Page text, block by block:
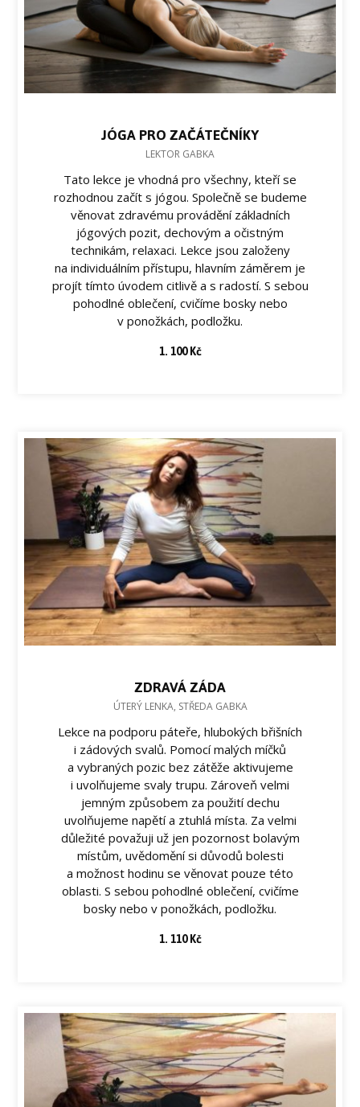
JÓGA PRO ZAČÁTEČNÍKY
LEKTOR GABKA
Tato lekce je vhodná pro všechny, kteří se
rozhodnou začít s jógou. Společně se budeme
věnovat zdravému provádění základních
jógových pozit, dechovým a očistným
technikám, relaxaci. Lekce jsou založeny
na individuálním přístupu, hlavním záměrem je
projít tímto úvodem citlivě a s radostí. S sebou
pohodlné oblečení, cvičíme bosky nebo
v ponožkách, podložku.
1. 100 Kč
ZDRAVÁ ZÁDA
ÚTERÝ LENKA, STŘEDA GABKA
Lekce na podporu páteře, hlubokých břišních
i zádových svalů. Pomocí malých míčků
a vybraných pozic bez zátěže aktivujeme
i uvolňujeme svaly trupu. Zároveň velmi
jemným způsobem za použití dechu
uvolňujeme napětí a ztuhlá místa. Za velmi
důležité považuji už jen pozornost bolavým
místům, uvědomění si důvodů bolesti
a možnost hodinu se věnovat pouze této
oblasti. S sebou pohodlné oblečení, cvičíme
bosky nebo v ponožkách, podložku.
1. 110 Kč